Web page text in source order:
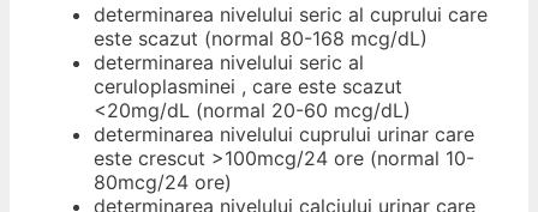
determinarea nivelului seric al cuprului care
este scazut (normal 80-168 mcg/dL)
determinarea nivelului seric al
ceruloplasminei , care este scazut
<20mg/dL (normal 20-60 mcg/dL)
determinarea nivelului cuprului urinar care
este crescut >100mcg/24 ore (normal 10-
80mcg/24 ore)
determinarea nivelului calciului urinar care